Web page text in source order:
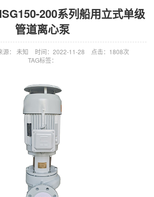
200系列船用立式单级
管道离心泵
源： 未知 时间：2022-11-28
点击：1808次
TAG标签：